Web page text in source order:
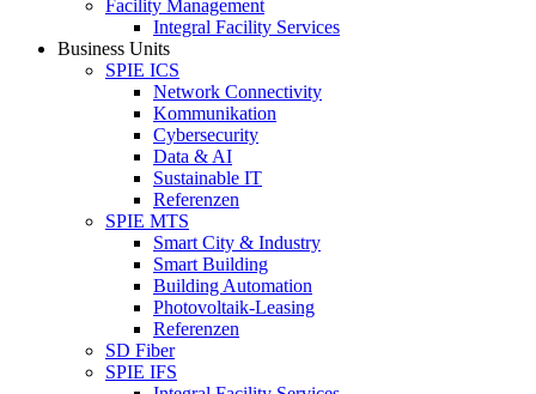
Facility Management
Integral Facility Services
Business Units
SPIE ICS
Network Connectivity
Kommunikation
Cybersecurity
Data & AI
Sustainable IT
Referenzen
SPIE MTS
Smart City & Industry
Smart Building
Building Automation
Photovoltaik-Leasing
Referenzen
SD Fiber
SPIE IFS